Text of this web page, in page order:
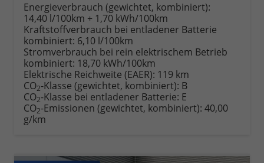
Energieverbrauch (gewichtet, kombiniert):
14,40 l/100km + 1,70 kWh/100km
Kraftstoffverbrauch bei entladener Batterie
kombiniert: 6,10 l/100km
Stromverbrauch bei rein elektrischem Betrieb
kombiniert: 18,70 kWh/100km
Elektrische Reichweite (EAER): 119 km
CO2-Klasse (gewichtet, kombiniert): B
CO2-Klasse bei entladener Batterie: E
CO2-Emissionen (gewichtet, kombiniert): 40,00
g/km